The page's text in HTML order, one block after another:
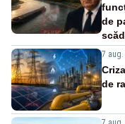
de
7 aug.
de